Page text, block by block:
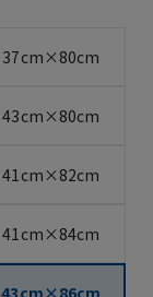
37cm×80cm
43cm×80cm
41cm×82cm
41cm×84cm
43cm×86cm